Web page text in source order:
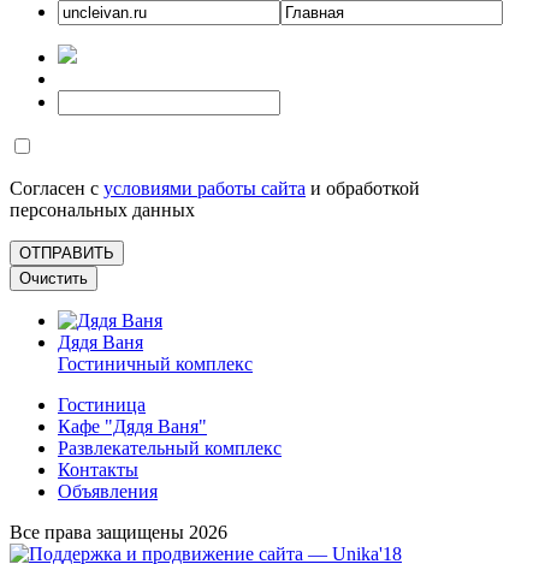
Согласен с условиями работы сайта и обработкой
персональных данных
Дядя Ваня
Гостиничный комплекс
Гостиница
Кафе "Дядя Ваня"
Развлекательный комплекс
Контакты
Объявления
Все права защищены 2026